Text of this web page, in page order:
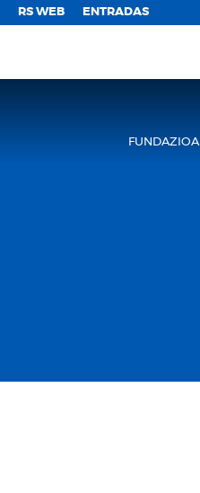
RS WEB ENTRADAS
FUNDAZIOA